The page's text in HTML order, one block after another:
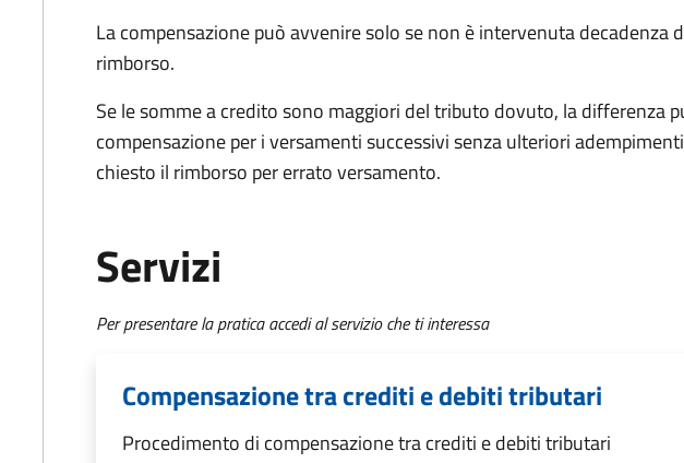
La compensazione può avvenire solo se non è intervenuta decadenza
rimborso.
Se le somme a credito sono maggiori del tributo dovuto, la differenza
compensazione per i versamenti successivi senza ulteriori
chiesto il rimborso per errato versamento.
Servizi
Per presentare la pratica accedi al servizio che ti interessa
Compensazione tra crediti e debiti tributari
Procedimento di compensazione tra crediti e debiti tributari